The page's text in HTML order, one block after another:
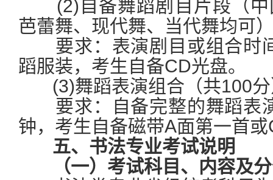
(2)自备舞蹈剧目片段（中
芭蕾舞、现代舞、当代舞均可
要求：表演剧目或组合时
蹈服装，考生自备CD光盘。
(3)舞蹈表演组合（共100分
要求：自备完整的舞蹈表
钟，考生自备磁带A面第一
五、书法专业考试说明
（一）考试科目、内容及